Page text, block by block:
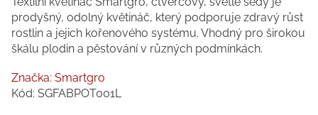
prodyšný, odolný květináč, který podporuje zdravý růst
rostlin a jejich kořenového systému. Vhodný pro širokou
škálu plodin a pěstování v různých podmínkách.
Značka: Smartgro
Kód: SGFABPOT001L